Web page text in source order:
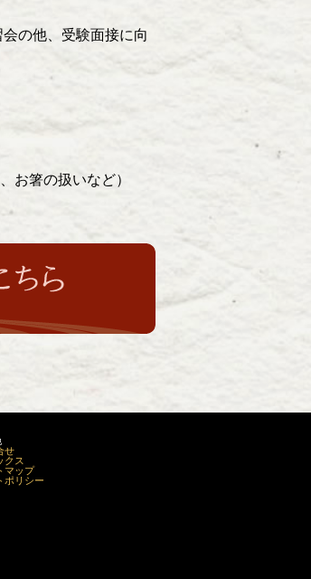
の他、受験面接に向
お箸の扱いなど）
せ
クス
マップ
ポリシー